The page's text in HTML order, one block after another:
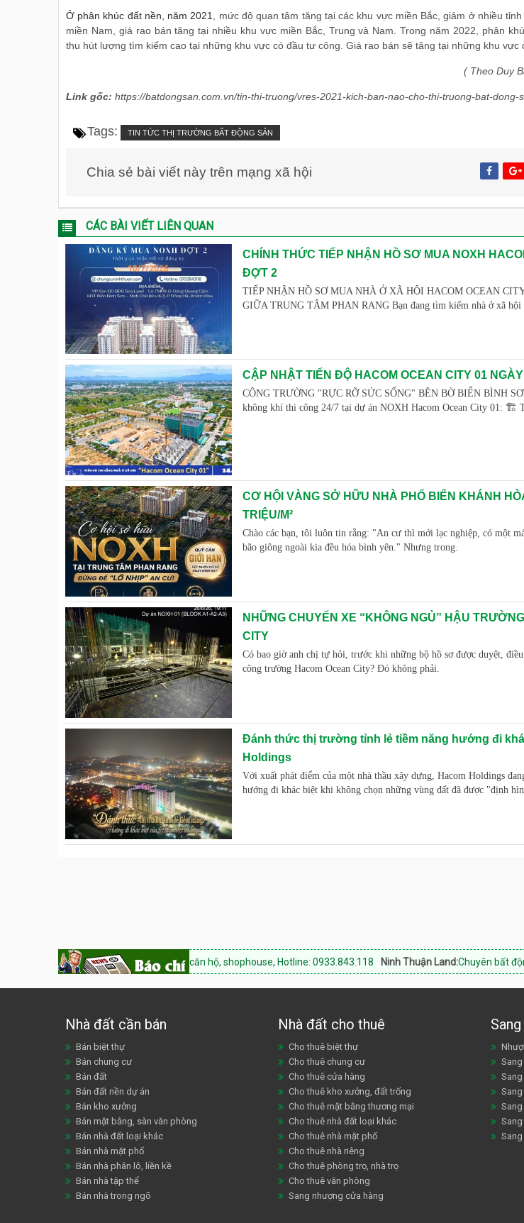
Ở phân khúc đất nền, năm 2021
, mức độ quan tâm tăng tại các khu vực miền Bắc, giảm ở nhiều
miền Nam, giá rao bán tăng tại nhiều khu vực miền Bắc, Trung và Nam. Trong năm 2022, phân
thu hút lượng tìm kiếm cao tại những khu vực có đầu tư công. Giá rao bán sẽ tăng tại những khu vực
( Theo Duy
Link gốc: https://batdongsan.com.vn/tin-thi-truong/vres-2021-kich-ban-nao-cho-thi-truong-bat-dong-
Tags: TIN TỨC THỊ TRƯỜNG BẤT ĐỘNG SẢN
Chia sẻ bài viết này trên mạng xã hội
CÁC BÀI VIẾT LIÊN QUAN
CHÍNH THỨC TIẾP NHẬN HỒ SƠ MUA NOXH
ĐỢT 2
TIẾP NHẬN HỒ SƠ MUA NHÀ Ở XÃ HỘI HACOM OCEAN
GIỮA TRUNG TÂM PHAN RANG Bạn đang tìm kiếm nhà ở xã hội
CẬP NHẬT TIẾN ĐỘ HACOM OCEAN CITY 01
CÔNG TRƯỜNG "RỰC RỠ SỨC SỐNG" BÊN BỜ BIỂN BÌNH
không khí thi công 24/7 tại dự án NOXH Hacom Ocean City 01: 🏗️
CƠ HỘI VÀNG SỞ HỮU NHÀ PHỐ BIỂN KHÁNH
TRIỆU/M²
Chào các bạn, tôi luôn tin rằng: "An cư thì mới lạc nghiệp, có một
bão giông ngoài kia đều hóa bình yên." Nhưng trong.
NHỮNG CHUYẾN XE “KHÔNG NGỦ” HẬU
CITY
Có bao giờ anh chị tự hỏi, trước khi những bộ hồ sơ được duyệt,
công trường Hacom Ocean City? Đó không phải.
Đánh thức thị trường tỉnh lẻ tiềm năng hướng đi
Holdings
Với xuất phát điểm của một nhà thầu xây dựng, Hacom Holdings
hướng đi khác biệt khi không chọn những vùng đất đã được "định
Tower Ninh Thuận:Bán căn hộ, shophouse, Hotline: 0933.843.118 Ninh Thuận Land:Chuyên bất động sản
Nhà đất cần bán
Bán biệt thự
Bán chung cư
Bán đất
Bán đất nền dự án
Bán kho xưởng
Bán mặt bằng, sàn văn phòng
Bán nhà đất loại khác
Bán nhà mặt phố
Bán nhà phân lô, liền kề
Bán nhà tập thể
Bán nhà trong ngõ
Nhà đất cho thuê
Cho thuê biệt thự
Cho thuê chung cư
Cho thuê cửa hàng
Cho thuê kho xưởng, đất trống
Cho thuê mặt bằng thương mại
Cho thuê nhà đất loại khác
Cho thuê nhà mặt phố
Cho thuê nhà riêng
Cho thuê phòng trọ, nhà trọ
Cho thuê văn phòng
Sang nhượng cửa hàng